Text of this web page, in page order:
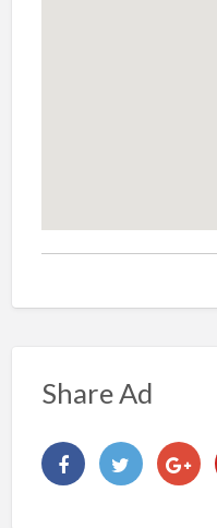
Share Ad